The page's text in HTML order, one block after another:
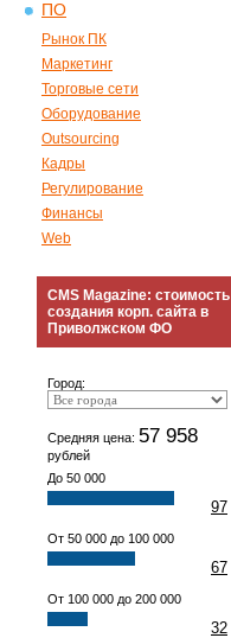
ПО
Рынок ПК
Маркетинг
Торговые сети
Оборудование
Outsourcing
Кадры
Регулирование
Финансы
Web
CMS Magazine: стоимость
создания корп. сайта в
Приволжском ФО
Город:
Средняя цена: 57 958
рублей
До 50 000
97
От 50 000 до 100 000
67
От 100 000 до 200 000
32